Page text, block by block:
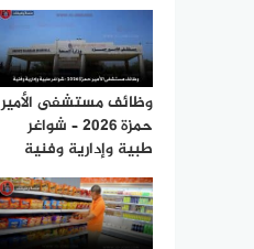
وظائف مستشفى الأمير
حمزة 2026 – شواغر
طبية وإدارية وفنية